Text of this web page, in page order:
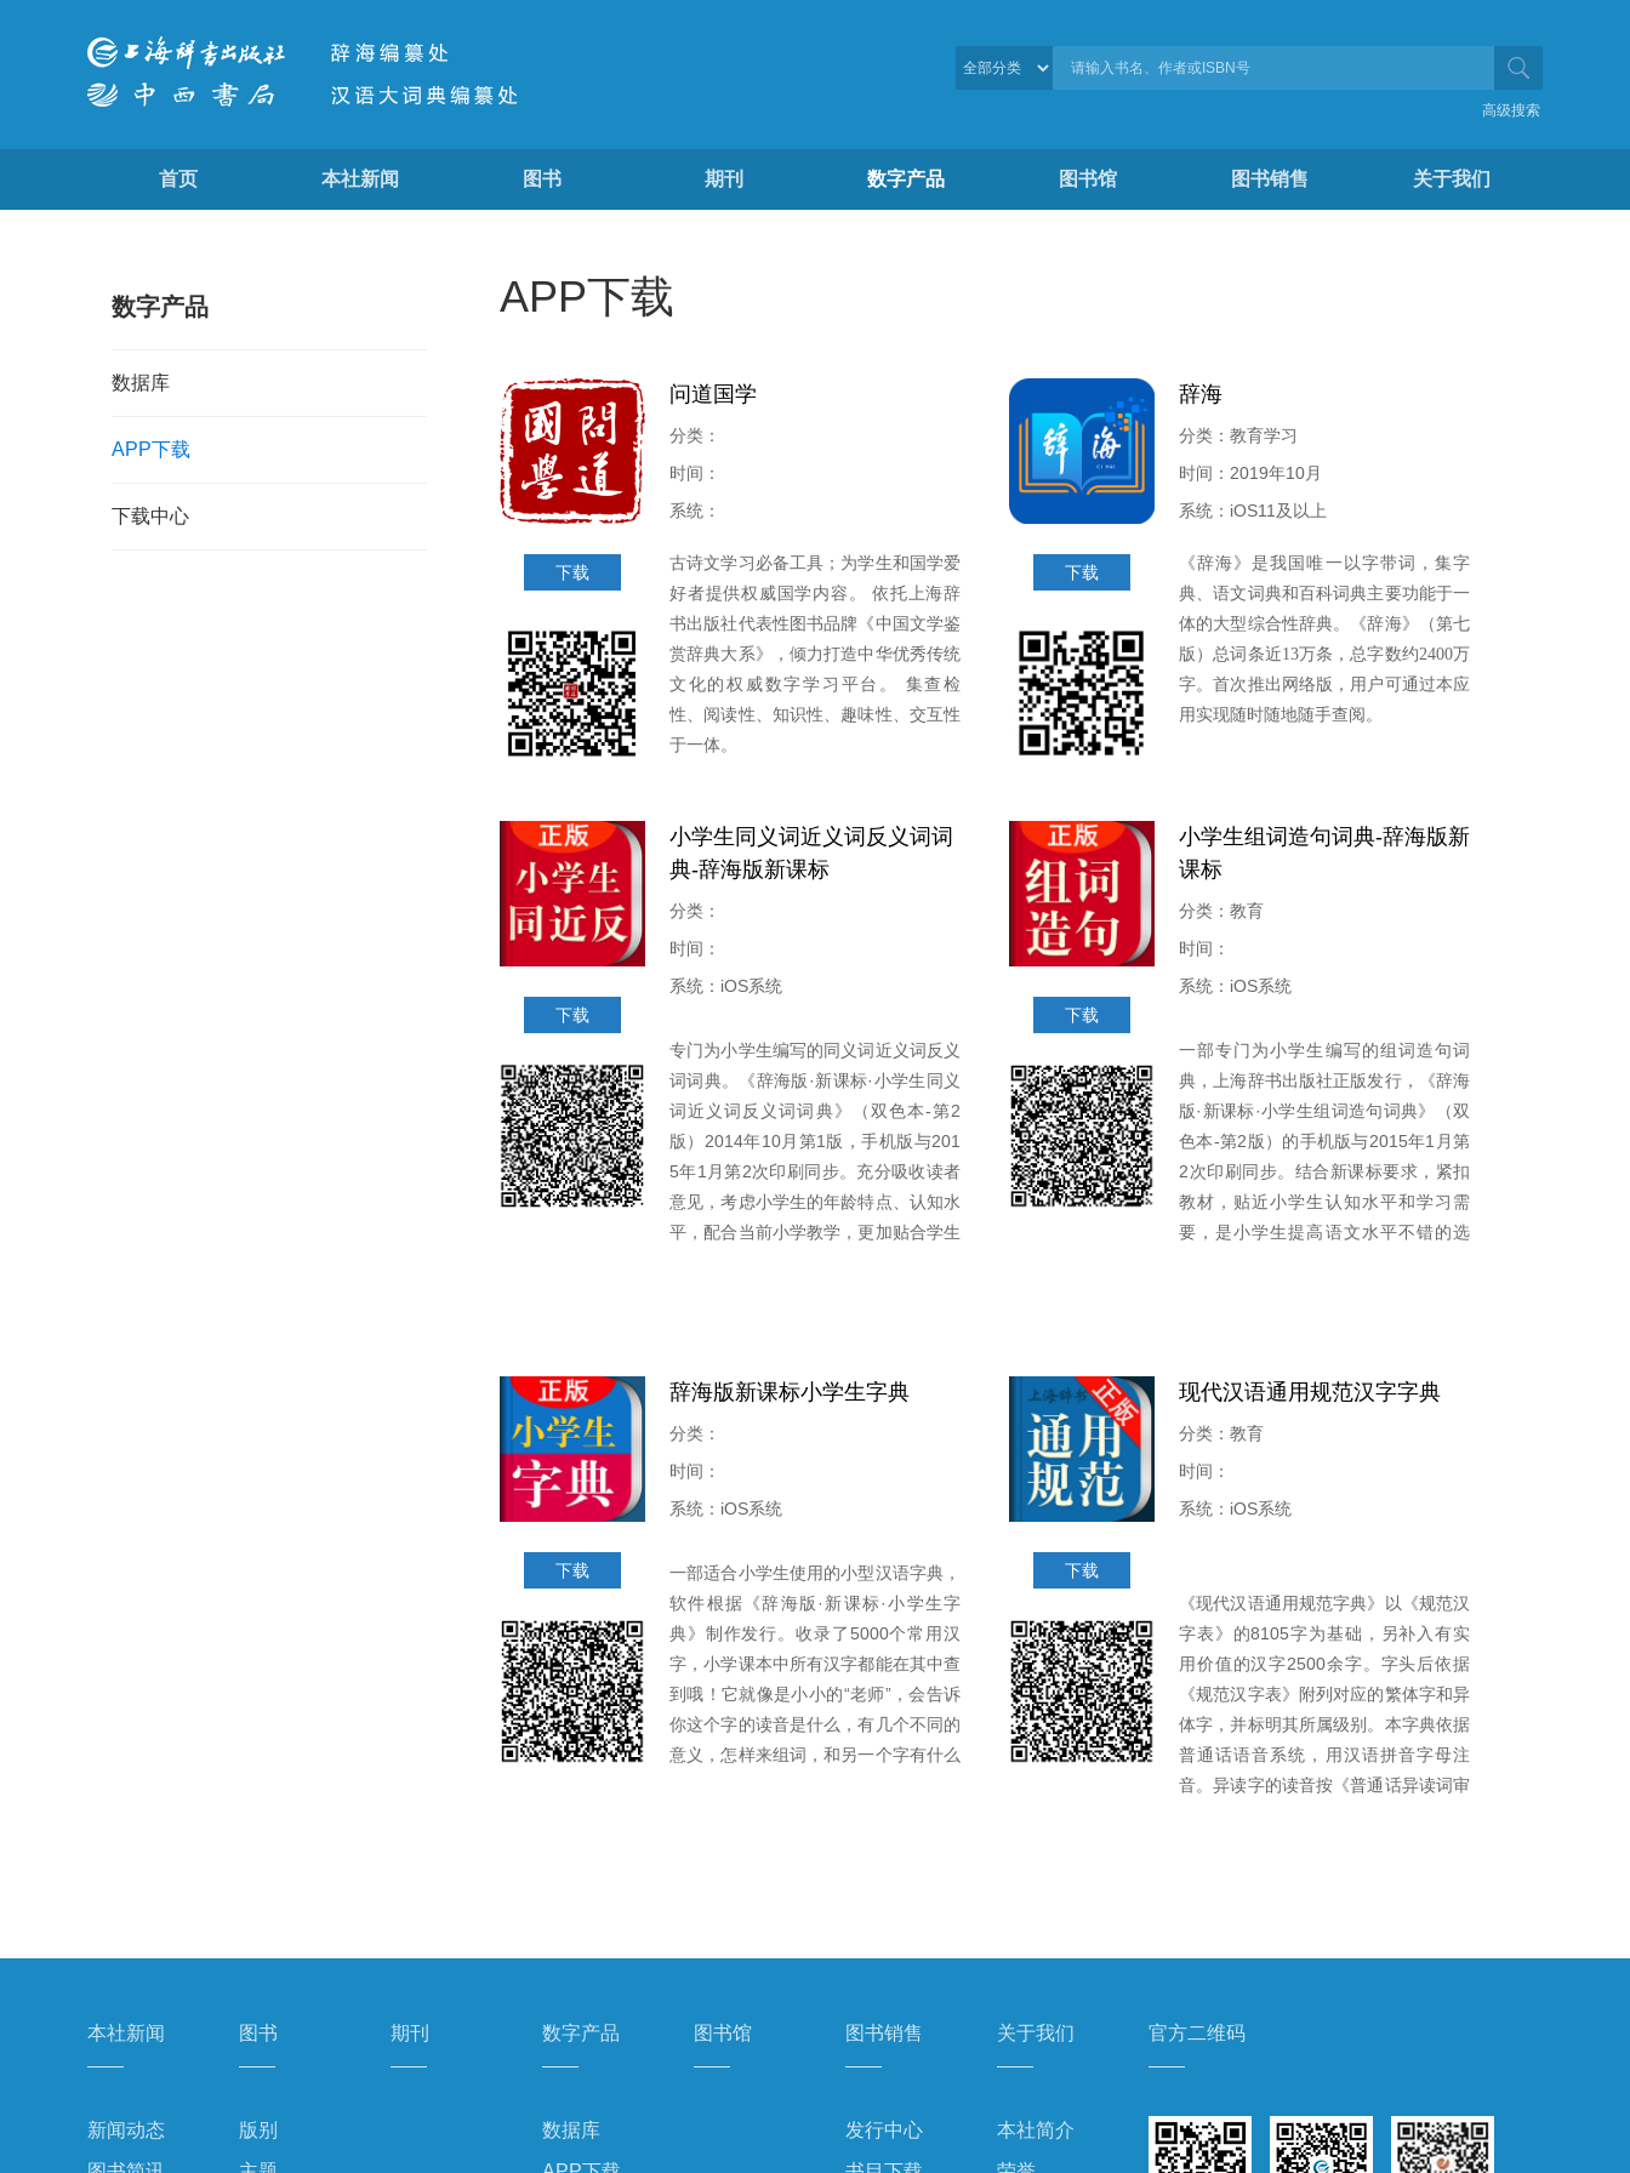
高级搜索
首页 本社新闻 图书 期刊 数字产品 图书馆 图书销售 关于我们
数字产品
数据库
APP下载
下载中心
APP下载
下载
问道国学
分类：
时间：
系统：
古诗文学习必备工具；为学生和国学爱
好者提供权威国学内容。 依托上海辞
书出版社代表性图书品牌《中国文学鉴
赏辞典大系》，倾力打造中华优秀传统
文化的权威数字学习平台。 集查检
性、阅读性、知识性、趣味性、交互性
于一体。
下载
辞海
分类：教育学习
时间：2019年10月
系统：iOS11及以上
《辞海》是我国唯一以字带词，集字
典、语文词典和百科词典主要功能于一
体的大型综合性辞典。《辞海》（第七
版）总词条近13万条，总字数约2400万
字。首次推出网络版，用户可通过本应
用实现随时随地随手查阅。
下载
小学生同义词近义词反义词词
典-辞海版新课标
分类：
时间：
系统：iOS系统
专门为小学生编写的同义词近义词反义
词词典。《辞海版·新课标·小学生同义
词近义词反义词词典》（双色本-第2
版）2014年10月第1版，手机版与201
5年1月第2次印刷同步。充分吸收读者
意见，考虑小学生的年龄特点、认知水
平，配合当前小学教学，更加贴合学生
下载
小学生组词造句词典-辞海版新
课标
分类：教育
时间：
系统：iOS系统
一部专门为小学生编写的组词造句词
典，上海辞书出版社正版发行，《辞海
版·新课标·小学生组词造句词典》（双
色本-第2版）的手机版与2015年1月第
2次印刷同步。结合新课标要求，紧扣
教材，贴近小学生认知水平和学习需
要，是小学生提高语文水平不错的选
造句和索引。组词分为正序组词，逆序
活泼新颖。
下载
辞海版新课标小学生字典
分类：
时间：
系统：iOS系统
一部适合小学生使用的小型汉语字典，
软件根据《辞海版·新课标·小学生字
典》制作发行。收录了5000个常用汉
字，小学课本中所有汉字都能在其中查
到哦！它就像是小小的“老师”，会告诉
你这个字的读音是什么，有几个不同的
意义，怎样来组词，和另一个字有什么
下载
现代汉语通用规范汉字字典
分类：教育
时间：
系统：iOS系统
《现代汉语通用规范字典》以《规范汉
字表》的8105字为基础，另补入有实
用价值的汉字2500余字。字头后依据
《规范汉字表》附列对应的繁体字和异
体字，并标明其所属级别。本字典依据
普通话语音系统，用汉语拼音字母注
音。异读字的读音按《普通话异读词审
本社新闻
新闻动态
图书
版别
期刊 数字产品
数据库
图书馆 图书销售
发行中心
关于我们
本社简介
官方二维码